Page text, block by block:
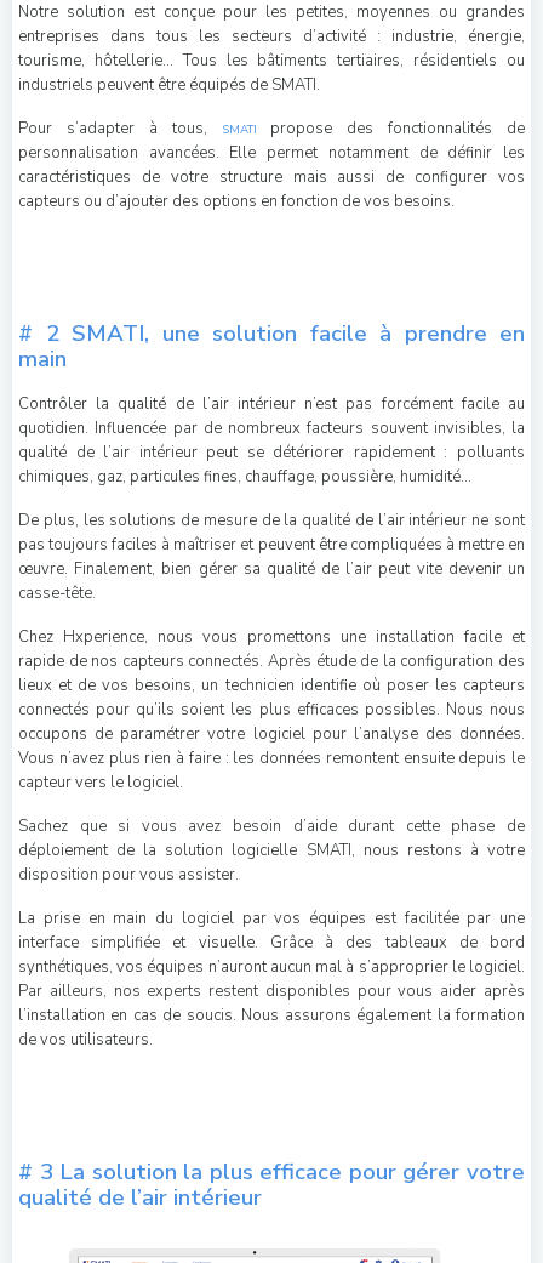
Notre solution est conçue pour les petites, moyennes ou grandes
entreprises dans tous les secteurs d’activité : industrie, énergie,
tourisme, hôtellerie… Tous les bâtiments tertiaires, résidentiels ou
industriels peuvent être équipés de SMATI.
Pour s’adapter à tous,
SMATI
propose des fonctionnalités de
personnalisation avancées. Elle permet notamment de définir les
caractéristiques de votre structure mais aussi de configurer vos
capteurs ou d’ajouter des options en fonction de vos besoins.
# 2 SMATI, une solution facile à prendre en
main
Contrôler la qualité de l’air intérieur n’est pas forcément facile au
quotidien. Influencée par de nombreux facteurs souvent invisibles, la
qualité de l’air intérieur peut se détériorer rapidement : polluants
chimiques, gaz, particules fines, chauffage, poussière, humidité…
De plus, les solutions de mesure de la qualité de l’air intérieur ne sont
pas toujours faciles à maîtriser et peuvent être compliquées à mettre en
œuvre. Finalement, bien gérer sa qualité de l’air peut vite devenir un
casse-tête.
Chez Hxperience, nous vous promettons une installation facile et
rapide de nos capteurs connectés. Après étude de la configuration des
lieux et de vos besoins, un technicien identifie où poser les capteurs
connectés pour qu’ils soient les plus efficaces possibles. Nous nous
occupons de paramétrer votre logiciel pour l’analyse des données.
Vous n’avez plus rien à faire : les données remontent ensuite depuis le
capteur vers le logiciel.
Sachez que si vous avez besoin d’aide durant cette phase de
déploiement de la solution logicielle SMATI, nous restons à votre
disposition pour vous assister.
La prise en main du logiciel par vos équipes est facilitée par une
interface simplifiée et visuelle. Grâce à des tableaux de bord
synthétiques, vos équipes n’auront aucun mal à s’approprier le logiciel.
Par ailleurs, nos experts restent disponibles pour vous aider après
l’installation en cas de soucis. Nous assurons également la formation
de vos utilisateurs.
# 3 La solution la plus efficace pour gérer votre
qualité de l’air intérieur